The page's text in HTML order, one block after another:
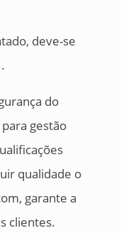
deve-se
do
gestão
qualidade o
garante a
clientes.